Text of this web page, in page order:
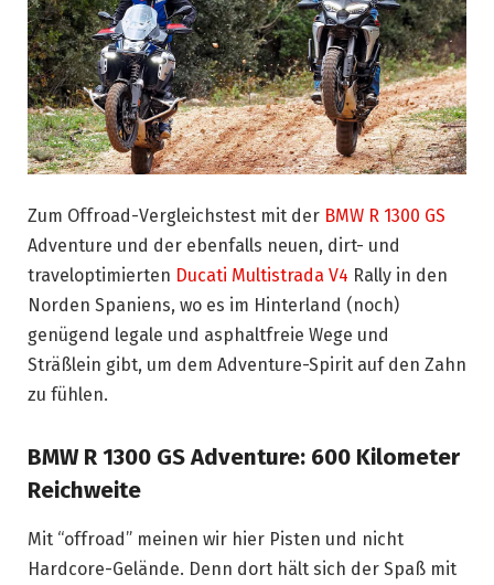
Zum Offroad-Vergleichstest mit der BMW R 1300 GS
Adventure und der ebenfalls neuen, dirt- und
traveloptimierten Ducati Multistrada V4 Rally in den
Norden Spaniens, wo es im Hinterland (noch)
genügend legale und asphaltfreie Wege und
Sträßlein gibt, um dem Adventure-Spirit auf den Zahn
zu fühlen.
BMW R 1300 GS Adventure: 600 Kilometer
Reichweite
Mit “offroad” meinen wir hier Pisten und nicht
Hardcore-Gelände. Denn dort hält sich der Spaß mit